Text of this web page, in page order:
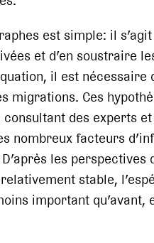
est simple: il
et d’en soustraire
il est nécessaire
migrations. Ces
des experts
nombreux facteurs
les perspectives
stable,
important